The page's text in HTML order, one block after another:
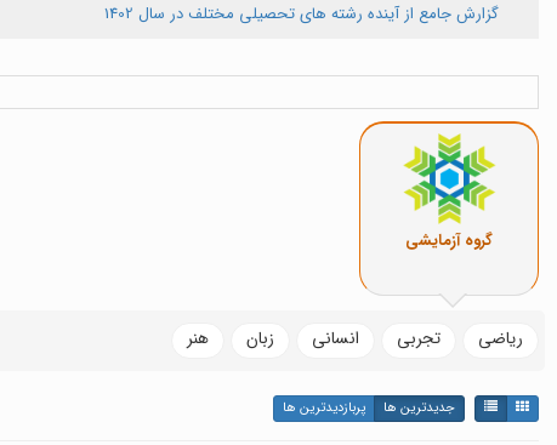
گزارش جامع از آینده رشته های تحصیلی مختلف در سال 1402
گروه آزمایشی
ریاضی تجربی انسانی زبان هنر
جدیدترین ها پربازدیدترین ها